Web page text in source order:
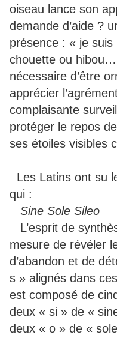
oiseau lance son
demande d’aide ?
présence : « je
chouette ou
nécessaire d’être
apprécier
complaisante
protéger le repos
ses étoiles visibles
Les Latins ont su
qui :
Sine Sole Sileo
L’esprit de
mesure de révéler
d’abandon et de
s » alignés dans
est composé de
deux « si » de «
deux « o » de «